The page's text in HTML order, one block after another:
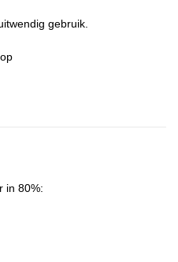
gebruik.
in 80%: